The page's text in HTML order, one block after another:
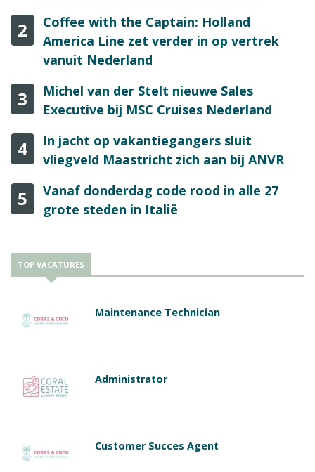
2
Coffee with the Captain: Holland
America Line zet verder in op vertrek
vanuit Nederland
3
Michel van der Stelt nieuwe Sales
Executive bij MSC Cruises Nederland
4
In jacht op vakantiegangers sluit
vliegveld Maastricht zich aan bij ANVR
5
Vanaf donderdag code rood in alle 27
grote steden in Italië
TOP VACATURES
Maintenance Technician
Administrator
Customer Succes Agent